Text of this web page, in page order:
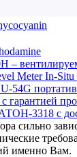
–
Meter In-
54G
гарантией
3318 с
сильно
именно Вам.